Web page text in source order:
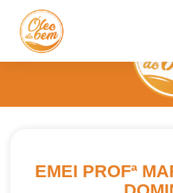
EMEI PROFª